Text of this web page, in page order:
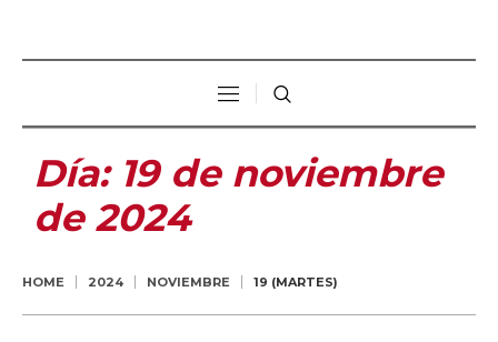
Día: 19 de noviembre
de 2024
HOME 2024 NOVIEMBRE 19 (MARTES)